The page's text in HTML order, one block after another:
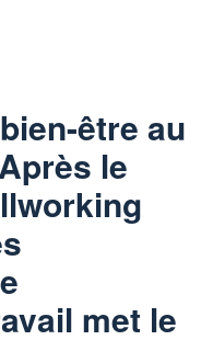
être au
le
met le